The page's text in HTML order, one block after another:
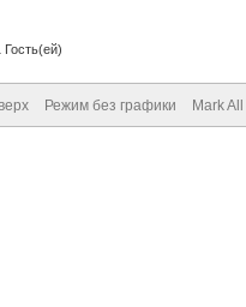
Режим без графики Mark